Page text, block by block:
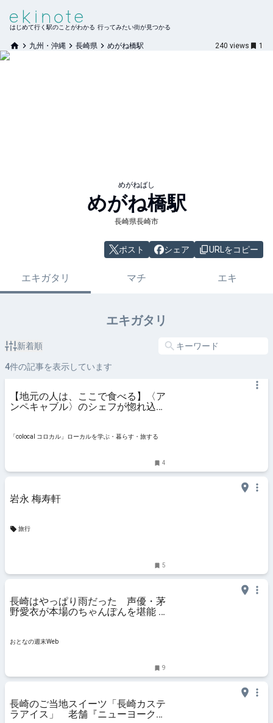
はじめて行く駅のことがわかる 行ってみたい街が見つかる
九州・沖縄 長崎県 めがね橋駅 240 views 1
めがねばし
めがね橋駅
長崎県長崎市
ポスト シェア URLをコピー
エキガタリ マチ エキ
エキガタリ
新着順
4件の記事を表示しています
【地元の人は、ここで食べる】〈ア
ンペキャブル〉のシェフが惚れ込ん
ぶ・暮らす・旅する
「colocal コロカル」ローカルを学ぶ・暮らす・旅する
4
岩永 梅寿軒
旅行
5
長崎はやっぱり雨だった 声優・茅
野愛衣が本場のちゃんぽんを堪能 -
おとなの週末Web
9
長崎のご当地スイーツ「長崎カステ
ラアイス」 老舗『ニューヨーク